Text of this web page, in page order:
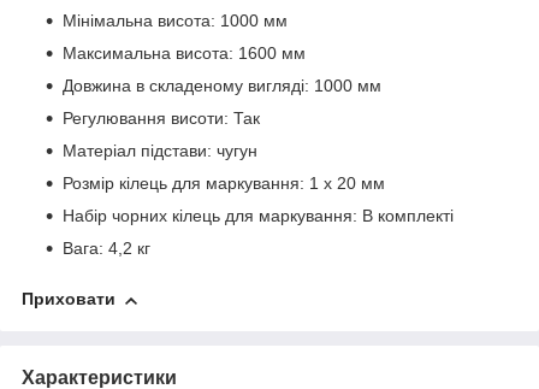
Мінімальна висота: 1000 мм
Максимальна висота: 1600 мм
Довжина в складеному вигляді: 1000 мм
Регулювання висоти: Так
Матеріал підстави: чугун
Розмір кілець для маркування: 1 х 20 мм
Набір чорних кілець для маркування: В комплекті
Вага: 4,2 кг
Приховати
Характеристики